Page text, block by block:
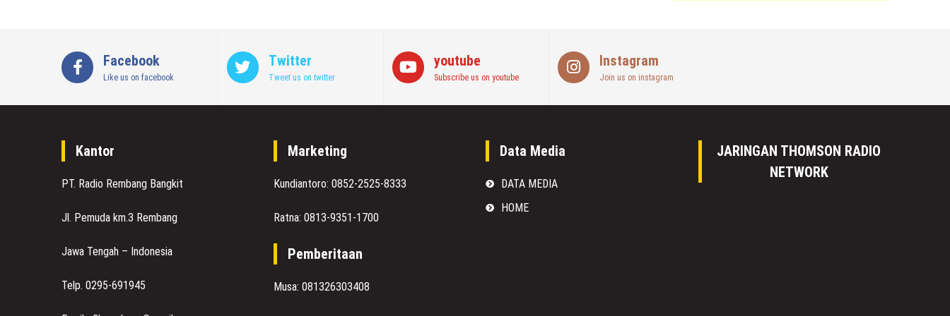
Facebook
Like us on facebook
Twitter
Tweet us on twitter
youtube
Subscribe us on youtube
Instagram
Join us on instagram
Kantor
PT. Radio Rembang Bangkit
Jl. Pemuda km.3 Rembang
Jawa Tengah – Indonesia
Telp. 0295-691945
Marketing
Kundiantoro: 0852-2525-8333
Ratna: 0813-9351-1700
Pemberitaan
Musa: 081326303408
Data Media
DATA MEDIA
HOME
JARINGAN THOMSON RADIO
NETWORK